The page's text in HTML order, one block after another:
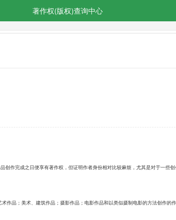
著作权(版权)查询中心
作完成之日便享有著作权，但证明作者身份相对比较麻烦，尤其是对于一
品；美术、建筑作品；摄影作品；电影作品和以类似摄制电影的方法创作